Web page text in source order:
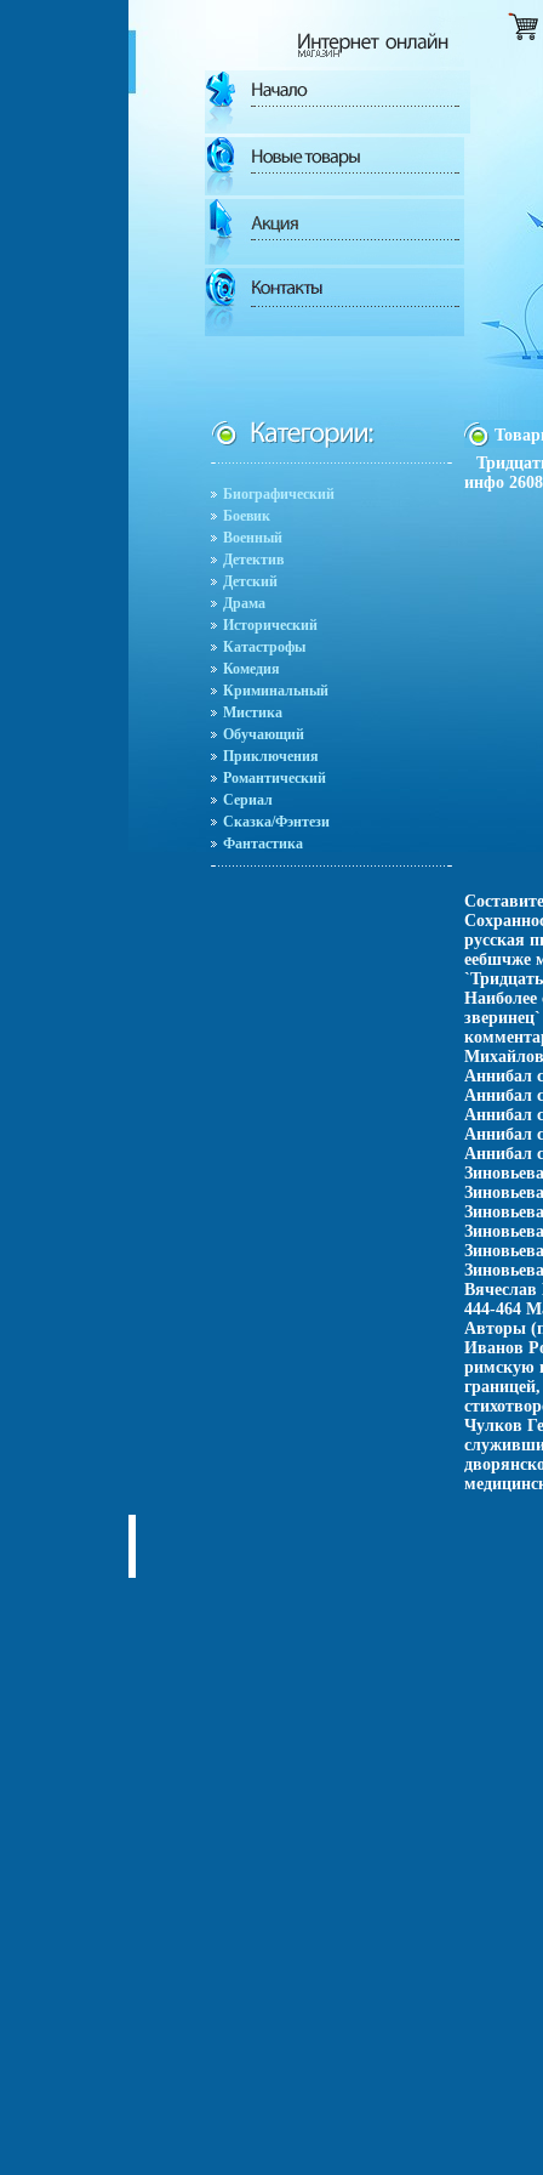
Биографический
Боевик
Военный
Детектив
Детский
Драма
Исторический
Катастрофы
Комедия
Криминальный
Мистика
Обучающий
Приключения
Романтический
Сериал
Сказка/Фэнтези
Фантастика
инфо
русская
еебшчже
Наиболее
Аннибал
Аннибал
Аннибал
Аннибал
Аннибал
Вячеслав
444-464
Авторы
Иванов
римскую
Чулков